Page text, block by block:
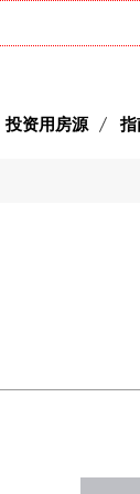
投资用房源 指